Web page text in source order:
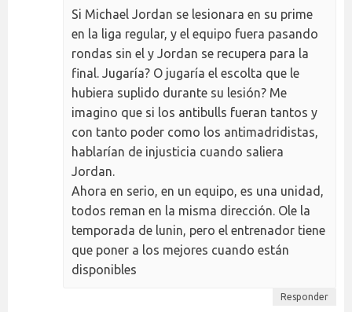
Si Michael Jordan se lesionara en su prime
en la liga regular, y el equipo fuera pasando
rondas sin el y Jordan se recupera para la
final. Jugaría? O jugaría el escolta que le
hubiera suplido durante su lesión? Me
imagino que si los antibulls fueran tantos y
con tanto poder como los antimadridistas,
hablarían de injusticia cuando saliera
Jordan.
Ahora en serio, en un equipo, es una unidad,
todos reman en la misma dirección. Ole la
temporada de lunin, pero el entrenador tiene
que poner a los mejores cuando están
disponibles
Responder